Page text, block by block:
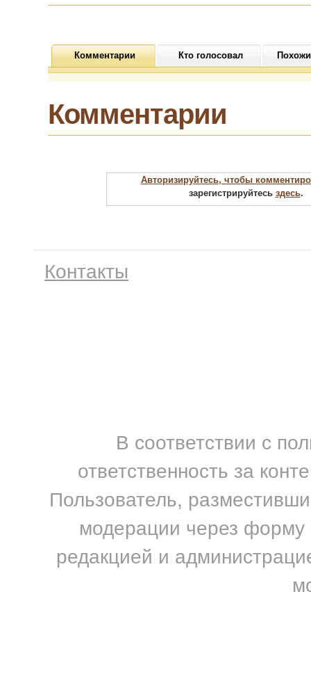
Комментарии Кто голосовал
Комментарии
Авторизируйтесь, чтобы
зарегистрируйтесь здесь.
Контакты
В соответствии с
ответственность за
Пользователь,
модерации через форму
редакцией и